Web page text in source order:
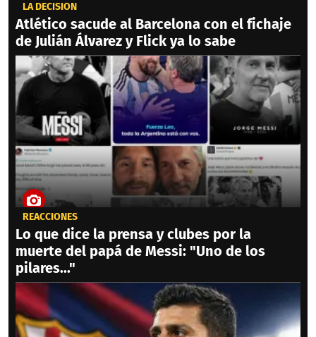
LA DECISIÓN
Atlético sacude al Barcelona con el fichaje
de Julián Álvarez y Flick ya lo sabe
REACCIONES
Lo que dice la prensa y clubes por la
muerte del papá de Messi: "Uno de los
pilares..."